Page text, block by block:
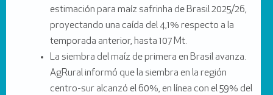
estimación para maíz safrinha de Brasil 2025/26,
proyectando una caída del 4,1% respecto a la
temporada anterior, hasta 107 Mt.
La siembra del maíz de primera en Brasil avanza.
AgRural informó que la siembra en la región
centro-sur alcanzó el 60%, en línea con el 59% del